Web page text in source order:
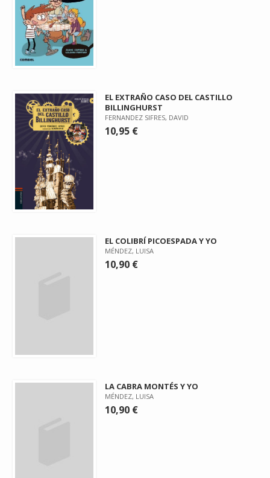
EL EXTRAÑO CASO DEL CASTILLO
BILLINGHURST
FERNANDEZ SIFRES, DAVID
10,95 €
EL COLIBRÍ PICOESPADA Y YO
MÉNDEZ, LUISA
10,90 €
LA CABRA MONTÉS Y YO
MÉNDEZ, LUISA
10,90 €